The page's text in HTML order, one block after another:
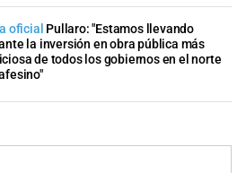
oficial Pullaro: "Estamos llevando
la inversión en obra pública más
de todos los gobiernos en el norte